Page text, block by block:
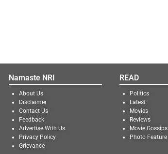
Namaste NRI
About Us
Disclaimer
Contact Us
Feedback
Advertise With Us
Privacy Policy
Grievance
READ
Politics
Latest
Movies
Reviews
Movie Gossips
Photo Feature